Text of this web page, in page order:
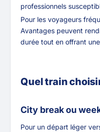
professionnels
Pour les voyageurs
Avantages peuvent
durée tout en offrant
Quel train
City break ou
Pour un départ léger